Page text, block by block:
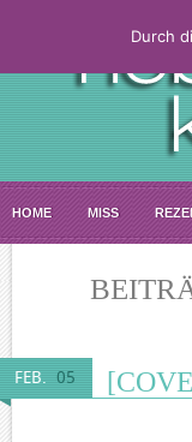
HOME MISS
FEB. 05
Durch